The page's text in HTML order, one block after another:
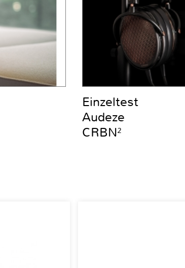
Einzeltest
Audeze
CRBN²